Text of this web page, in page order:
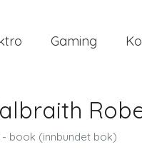
Gaming
book (innbundet bok)